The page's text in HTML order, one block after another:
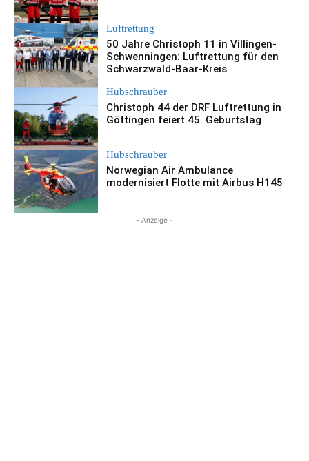
Luftrettung
50 Jahre Christoph 11 in Villingen-
Schwenningen: Luftrettung für den
Schwarzwald-Baar-Kreis
Hubschrauber
Christoph 44 der DRF Luftrettung in
Göttingen feiert 45. Geburtstag
Hubschrauber
Norwegian Air Ambulance
modernisiert Flotte mit Airbus H145
- Anzeige -